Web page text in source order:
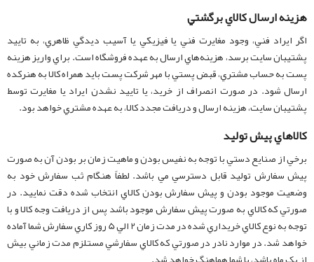
هزينه ارسال کالاي برگشتي
اگر ايراد فني، وجود مغايرت فني يا فيزيکي يا آسيب ديدگي ظاهري، به تاييد
پشتيبان سايت برسد، هزينه‌هاي ارسال به عهده فروشگاه است. براي واريز هزينه
پست به حساب مشتري، قبض پستي با مهر شرکت پست بايد همراه کالا به هنرکده
ارسال شود. در صورت انصراف از خريد، يا تاييد نشدن ايراد يا مغايرت توسط
پشتيبان سايت، هزينه ارسال و دريافت مجدد کالا، به عهده مشتري خواهد بود.
کالاهاي پيش توليد
برخي از صنايع دستي با توجه به نفيس بودن و ماهيت زمان بر بودن آن به صورت
پيش سفارش توليد قابل دسترسي مي باشد. لطفاً هنگام ثب سفارش خود به
وضعيت موجود بودن و پيش سفارش بودن کالاي انتخاب شده دقت نماييد. در
صورتي که کالاي به صورت پيش سفارش موجود باشد پس از دريافت وجه کالا و با
توجه به نوع کالاي خريداري شده در مدت زمان 2 الي 5 روز کاري سفارش شما آماده
خواهد شد. در موارد نادر در صورتي که کالاي سفارشي مستلزم مدت زماني بيش